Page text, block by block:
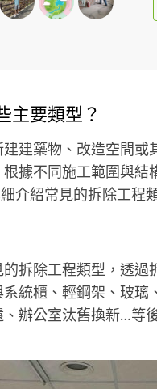
主要類型？
建築物、改造空間或
據不同施工範圍與
介紹常見的拆除工程
拆除工程類型，透過
系統櫃、輕鋼架、玻
辦公室汰舊換新…等